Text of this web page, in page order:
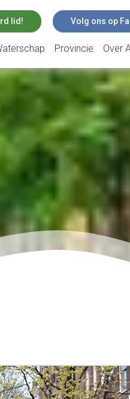
lid! Volg ons op
Provincie Over